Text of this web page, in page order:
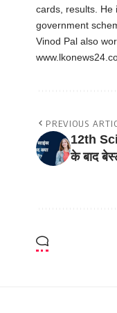
cards, results. He
government
Vinod Pal also
PREVIOUS
12th
के बाद